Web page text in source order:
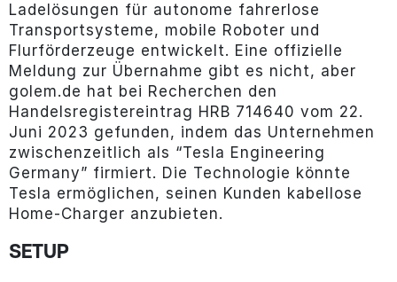
Ladelösungen für autonome fahrerlose
Transportsysteme, mobile Roboter und
Flurförderzeuge entwickelt. Eine offizielle
Meldung zur Übernahme gibt es nicht, aber
golem.de hat bei Recherchen den
Handelsregistereintrag HRB 714640 vom 22.
Juni 2023 gefunden, indem das Unternehmen
zwischenzeitlich als “Tesla Engineering
Germany” firmiert. Die Technologie könnte
Tesla ermöglichen, seinen Kunden kabellose
Home-Charger anzubieten.
SETUP